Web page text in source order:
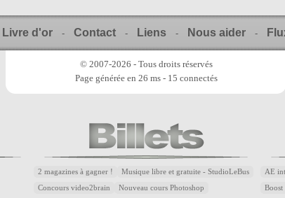
Livre d'or - Contact - Liens - Nous aider -
© 2007-2026 - Tous droits réservés
Page générée en 26 ms - 15 connectés
2 magazines à gagner ! Musique libre et gratuite - StudioLeBus
Concours video2brain Nouveau cours Photoshop
AE